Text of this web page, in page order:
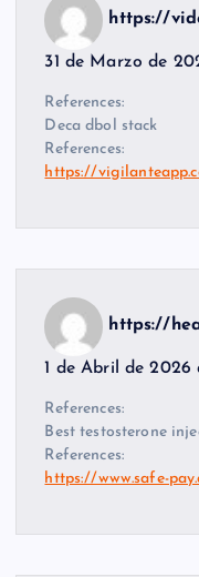
https://
31 de Marzo de
References:
Deca dbol stack
References:
https://
https://
1 de Abril de 2026
References:
Best testosterone
References:
https://www.safe-